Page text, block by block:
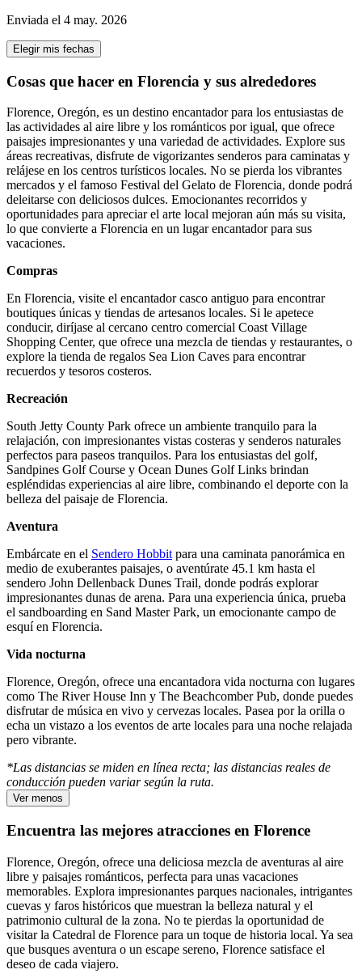
Enviada el 4 may. 2026
Elegir mis fechas
Cosas que hacer en Florencia y sus alrededores
Florence, Oregón, es un destino encantador para los entusiastas de
las actividades al aire libre y los románticos por igual, que ofrece
paisajes impresionantes y una variedad de actividades. Explore sus
áreas recreativas, disfrute de vigorizantes senderos para caminatas y
relájese en los centros turísticos locales. No se pierda los vibrantes
mercados y el famoso Festival del Gelato de Florencia, donde podrá
deleitarse con deliciosos dulces. Emocionantes recorridos y
oportunidades para apreciar el arte local mejoran aún más su visita,
lo que convierte a Florencia en un lugar encantador para sus
vacaciones.
Compras
En Florencia, visite el encantador casco antiguo para encontrar
boutiques únicas y tiendas de artesanos locales. Si le apetece
conducir, diríjase al cercano centro comercial Coast Village
Shopping Center, que ofrece una mezcla de tiendas y restaurantes, o
explore la tienda de regalos Sea Lion Caves para encontrar
recuerdos y tesoros costeros.
Recreación
South Jetty County Park ofrece un ambiente tranquilo para la
relajación, con impresionantes vistas costeras y senderos naturales
perfectos para paseos tranquilos. Para los entusiastas del golf,
Sandpines Golf Course y Ocean Dunes Golf Links brindan
espléndidas experiencias al aire libre, combinando el deporte con la
belleza del paisaje de Florencia.
Aventura
Embárcate en el Sendero Hobbitpara una caminata panorámica en
medio de exuberantes paisajes, o aventúrate 45.1 km hasta el
sendero John Dellenback Dunes Trail, donde podrás explorar
impresionantes dunas de arena. Para una experiencia única, prueba
el sandboarding en Sand Master Park, un emocionante campo de
esquí en Florencia.
Vida nocturna
Florence, Oregón, ofrece una encantadora vida nocturna con lugares
como The River House Inn y The Beachcomber Pub, donde puedes
disfrutar de música en vivo y cervezas locales. Pasea por la orilla o
echa un vistazo a los eventos de arte locales para una noche relajada
pero vibrante.
*Las distancias se miden en línea recta; las distancias reales de
conducción pueden variar según la ruta.
Ver menos
Encuentra las mejores atracciones en Florence
Florence, Oregón, ofrece una deliciosa mezcla de aventuras al aire
libre y paisajes románticos, perfecta para unas vacaciones
memorables. Explora impresionantes parques nacionales, intrigantes
cuevas y faros históricos que muestran la belleza natural y el
patrimonio cultural de la zona. No te pierdas la oportunidad de
visitar la Catedral de Florence para un toque de historia local. Ya sea
que busques aventura o un escape sereno, Florence satisface el
deseo de cada viajero.